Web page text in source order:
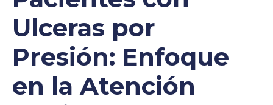
Ulceras por
Presión: Enfoque
en la Atención